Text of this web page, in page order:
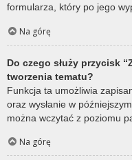
formularza, który po jego
Na górę
Do czego służy przycisk
tworzenia tematu?
Funkcja ta umożliwia
oraz wysłanie w
można wczytać z poziomu
Na górę